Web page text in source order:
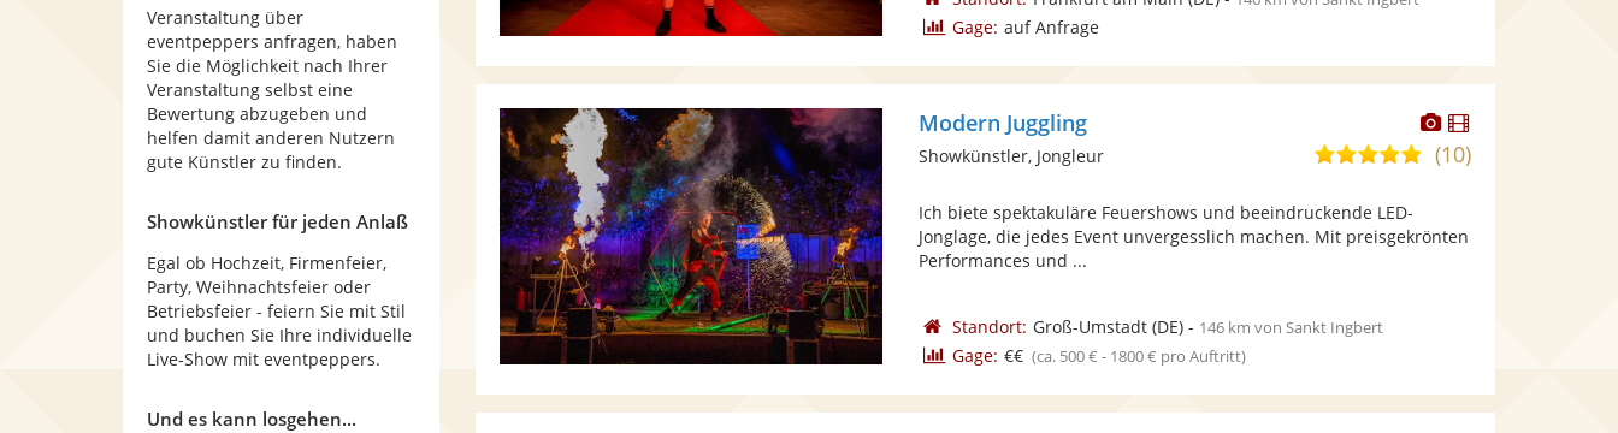
Gage: auf Anfrage
Dieser
Künstler
stellt
bereit.
Dieser
Künstler
Modern Juggling
4,9
Sternen
(10)
Showkünstler, Jongleur
Ich biete spektakuläre Feuershows und beeindruckende LED-
Jonglage, die jedes Event unvergesslich machen. Mit preisgekrönten
Performances und ...
Standort: Groß-Umstadt(DE)- 146 km von Sankt Ingbert
Gage: €€ (ca. 500 € - 1800 € pro Auftritt)
Veranstaltung über
eventpeppers anfragen, haben
Sie die Möglichkeit nach Ihrer
Veranstaltung selbst eine
Bewertung abzugeben und
helfen damit anderen Nutzern
gute Künstler zu finden.
Showkünstler für jeden Anlaß
Egal ob Hochzeit, Firmenfeier,
Party, Weihnachtsfeier oder
Betriebsfeier - feiern Sie mit Stil
und buchen Sie Ihre individuelle
Live-Show mit eventpeppers.
Und es kann losgehen...